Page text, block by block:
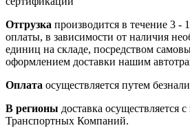
Отгрузка производится в течение 3 -
оплаты, в зависимости от наличия
единиц на складе, посредством
оформлением доставки нашим
Оплата осуществляется путем
В регионы доставка
Транспортных Компаний.